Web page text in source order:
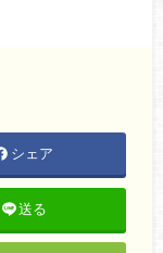
シェア
送る